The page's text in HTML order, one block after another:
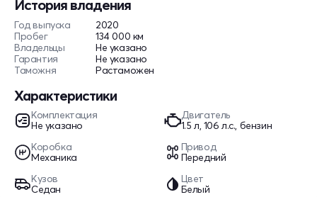
История владения
Год выпуска
2020
Пробег
134 000 км
Владельцы
Не указано
Гарантия
Не указано
Таможня
Растаможен
Характеристики
Комплектация
Не указано
Двигатель
1.5 л, 106 л.с., бензин
Коробка
Механика
Привод
Передний
Кузов
Седан
Цвет
Белый